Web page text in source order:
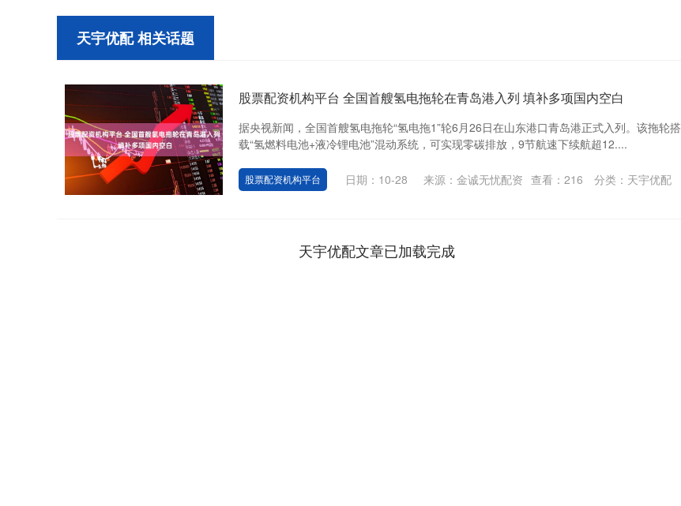
天宇优配 相关话题
股票配资机构平台 全国首艘氢电拖轮在青岛港入列 填补多项国内空白
据央视新闻，全国首艘氢电拖轮“氢电拖1”轮6月26日在山东港口青岛港正式入列。该拖轮搭
载“氢燃料电池+液冷锂电池”混动系统，可实现零碳排放，9节航速下续航超12....
股票配资机构平台 日期：10-28 来源：金诚无忧配资 查看： 216 分类： 天宇优配
天宇优配文章已加载完成